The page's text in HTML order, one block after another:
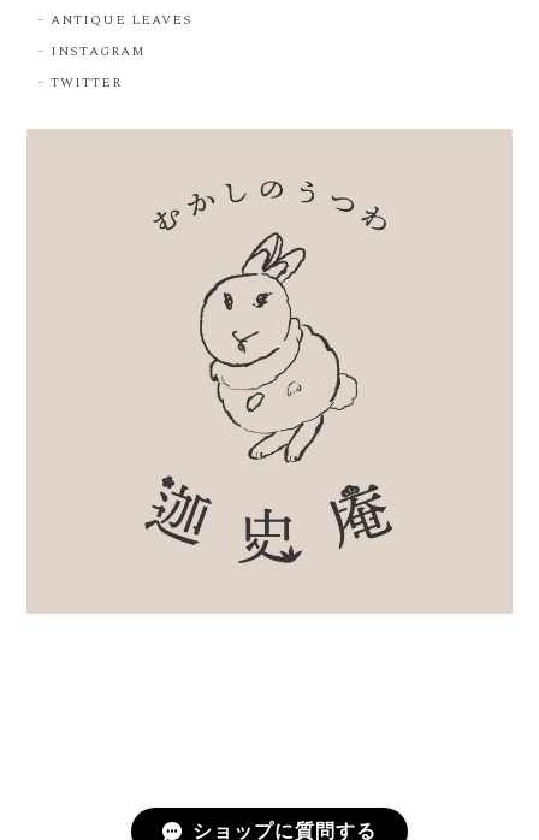
ANTIQUE LEAVES
INSTAGRAM
TWITTER
ショップに質問する